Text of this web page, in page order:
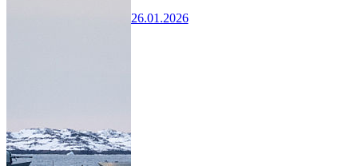
26.01.2026